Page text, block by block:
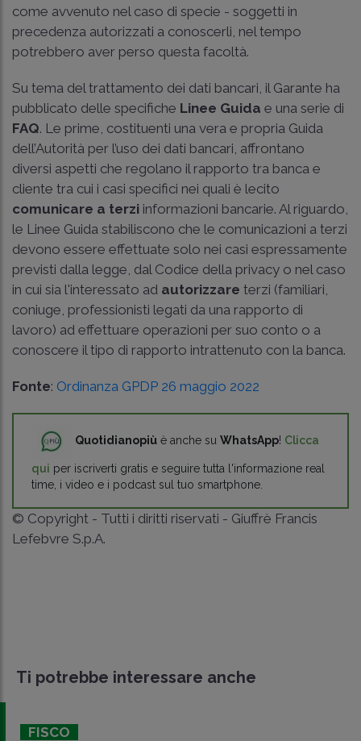
come avvenuto nel caso di specie - soggetti in
precedenza autorizzati a conoscerli, nel tempo
potrebbero aver perso questa facoltà.
Su tema del trattamento dei dati bancari, il Garante ha
pubblicato delle specifiche Linee Guida e una serie di
FAQ. Le prime, costituenti una vera e propria Guida
dell’Autorità per l’uso dei dati bancari, affrontano
diversi aspetti che regolano il rapporto tra banca e
cliente tra cui i casi specifici nei quali è lecito
comunicare a terzi informazioni bancarie. Al riguardo,
le Linee Guida stabiliscono che le comunicazioni a terzi
devono essere effettuate solo nei casi espressamente
previsti dalla legge, dal Codice della privacy o nel caso
in cui sia l'interessato ad autorizzare terzi (familiari,
coniuge, professionisti legati da una rapporto di
lavoro) ad effettuare operazioni per suo conto o a
conoscere il tipo di rapporto intrattenuto con la banca.
Fonte: Ordinanza GPDP 26 maggio 2022
Quotidianopiù è anche su WhatsApp! Clicca
qui per iscriverti gratis e seguire tutta l'informazione real
time, i video e i podcast sul tuo smartphone.
© Copyright - Tutti i diritti riservati - Giuffrè Francis
Lefebvre S.p.A.
Ti potrebbe interessare anche
FISCO